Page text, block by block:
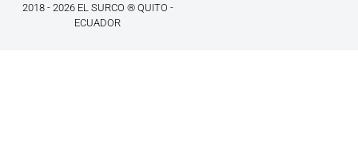
2018 - 2026 EL SURCO ® QUITO -
ECUADOR